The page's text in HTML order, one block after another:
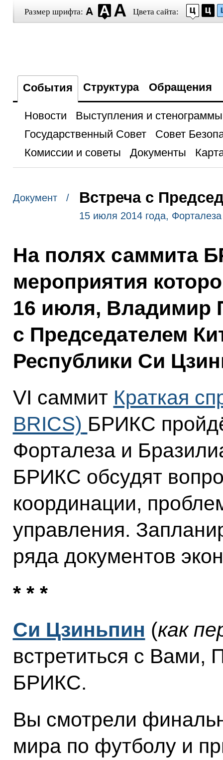
Размер шрифта: Цвета сайта:
События Структура Обращения
Новости
Выступления и стенограммы
Государственный Совет
Совет
Комиссии и советы
Документы
Документ / Встреча с
15 июля 2014 года, Форталеза
На полях саммита
мероприятия
16 июля, Владимир
с Председателем
Республики Си
VI саммит Краткая
BRICS) БРИКС
Форталеза и
БРИКС обсудят
координации,
управления.
ряда документов
* * *
Си Цзиньпин (как
встретиться с Вами,
БРИКС.
Вы смотрели
мира по футболу и